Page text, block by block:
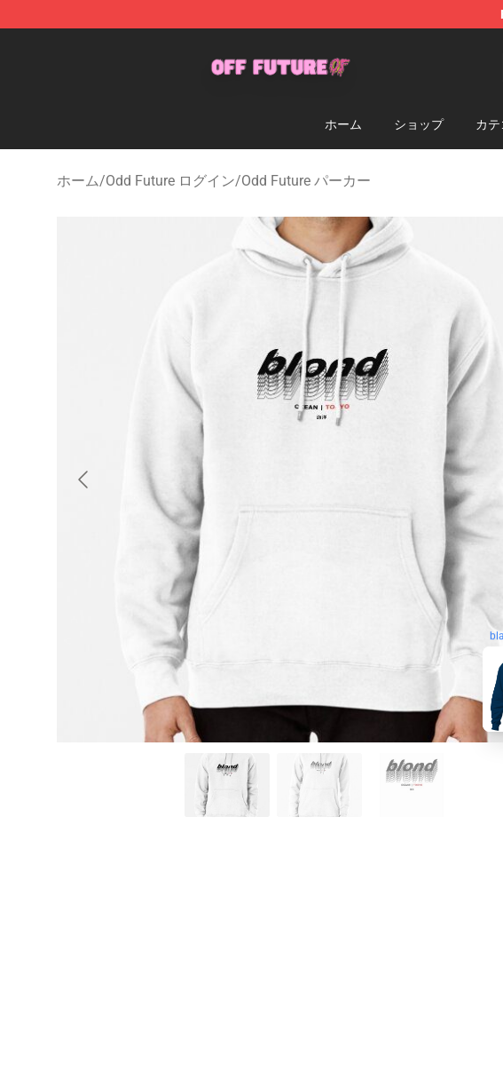
ホーム ショップ カテ
ホーム/Odd Future ログイン/Odd Future パーカー